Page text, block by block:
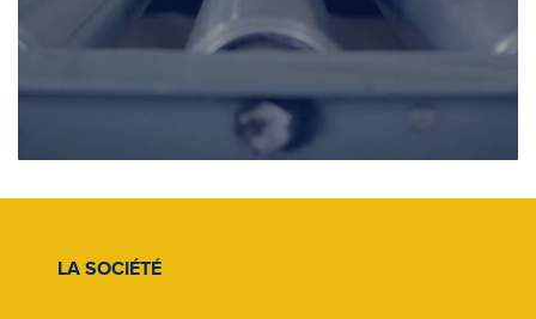
LA SOCIÉTÉ